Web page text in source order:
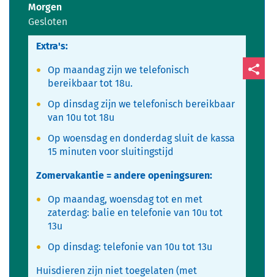
Morgen
Gesloten
Extra's:
Op maandag zijn we telefonisch
bereikbaar tot 18u.
Op dinsdag zijn we telefonisch bereikbaar
van 10u tot 18u
Op woensdag en donderdag sluit de kassa
15 minuten voor sluitingstijd
Zomervakantie = andere openingsuren:
Op maandag, woensdag tot en met
zaterdag: balie en telefonie van 10u tot
13u
Op dinsdag: telefonie van 10u tot 13u
Huisdieren zijn niet toegelaten (met